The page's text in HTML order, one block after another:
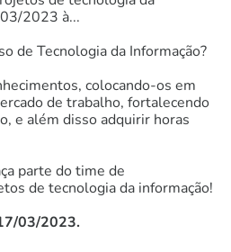
2023 à...
de Tecnologia da Informação?
colocando-os em
de trabalho, fortalecendo
e além disso adquirir horas
parte do time de
de tecnologia da informação!
03/2023.